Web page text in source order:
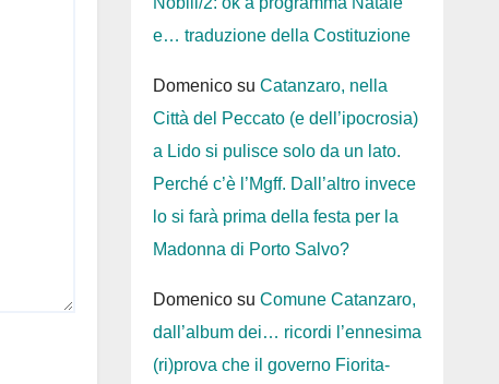
e… traduzione della Costituzione
Domenicosu Catanzaro, nella
Città del Peccato (e dell’ipocrosia)
a Lido si pulisce solo da un lato.
Perché c’è l’Mgff. Dall’altro invece
lo si farà prima della festa per la
Madonna di Porto Salvo?
Domenicosu Comune Catanzaro,
dall’album dei… ricordi l’ennesima
(ri)prova che il governo Fiorita-